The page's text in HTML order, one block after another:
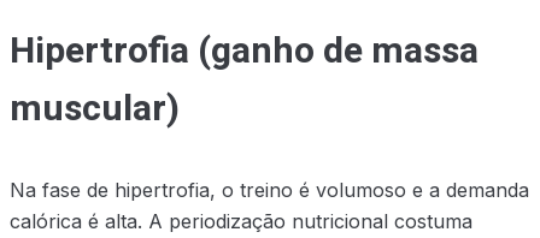
Hipertrofia (ganho de massa
muscular)
Na fase de hipertrofia, o treino é volumoso e a demanda
calórica é alta. A periodização nutricional costuma